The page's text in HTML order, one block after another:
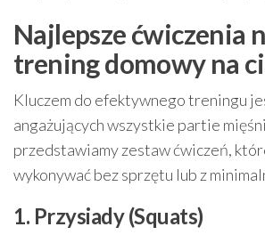
Najlepsze ćwiczenia
trening domowy na
Kluczem do efektywnego treningu
angażujących wszystkie partie
przedstawiamy zestaw ćwiczeń,
wykonywać bez sprzętu lub z
1. Przysiady (Squats)